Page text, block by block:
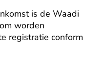
is de Waadi
worden
registratie conform